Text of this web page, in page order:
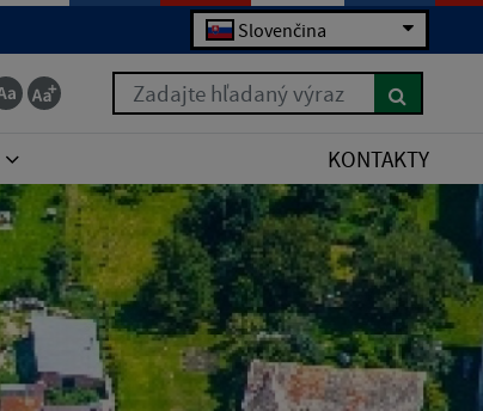
Slovenčina
Zadajte hľadaný výraz
KONTAKTY